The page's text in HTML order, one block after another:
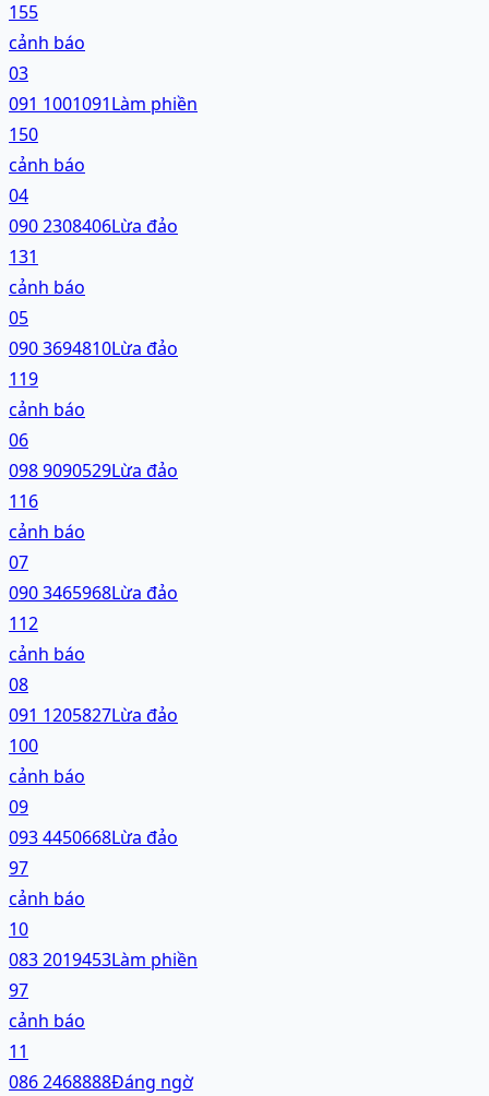
155
cảnh báo
03
091 1001091Làm phiền
150
cảnh báo
04
090 2308406Lừa đảo
131
cảnh báo
05
090 3694810Lừa đảo
119
cảnh báo
06
098 9090529Lừa đảo
116
cảnh báo
07
090 3465968Lừa đảo
112
cảnh báo
08
091 1205827Lừa đảo
100
cảnh báo
09
093 4450668Lừa đảo
97
cảnh báo
10
083 2019453Làm phiền
97
cảnh báo
11
086 2468888Đáng ngờ